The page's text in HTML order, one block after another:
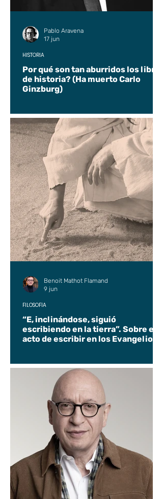
Por qué son tan aburridos los libros
de historia? (Ha muerto Carlo
Ginzburg)
HISTORIA
Pablo Aravena
17 jun
“E, inclinándose, siguió
escribiendo en la tierra”. Sobre el
acto de escribir en los Evangelios.
FILOSOFÍA
Benoit Mathot Flamand
9 jun